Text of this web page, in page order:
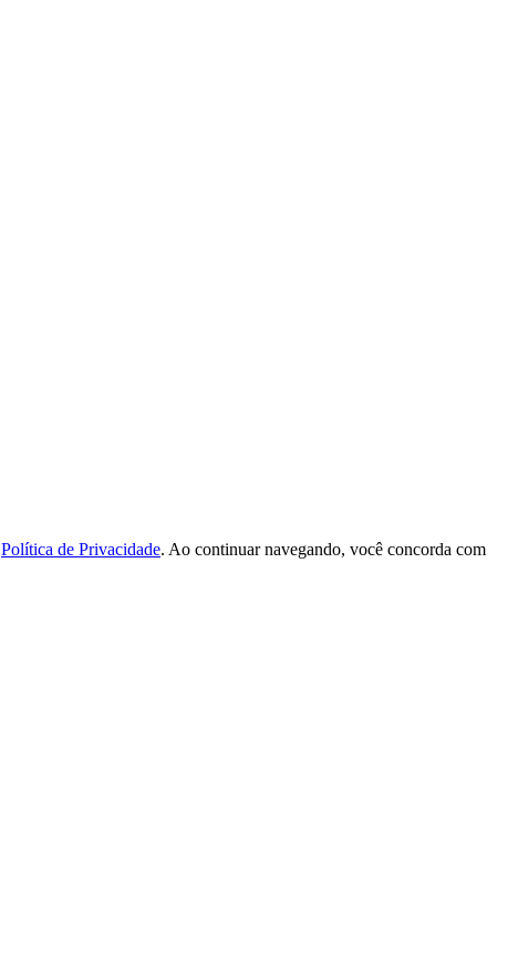
Política de Privacidade. Ao continuar navegando, você concorda com